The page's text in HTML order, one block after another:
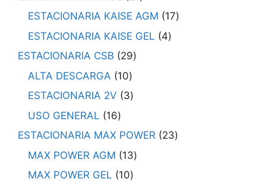
ESTACIONARIA KAISE AGM
17
ESTACIONARIA KAISE GEL
4
ESTACIONARIA CSB
29
ALTA DESCARGA
10
ESTACIONARIA 2V
3
USO GENERAL
16
ESTACIONARIA MAX POWER 23
MAX POWER AGM
13
MAX POWER GEL
10